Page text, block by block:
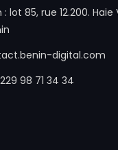
lot 85, rue 12.200.
digital.com
98 71 34 34